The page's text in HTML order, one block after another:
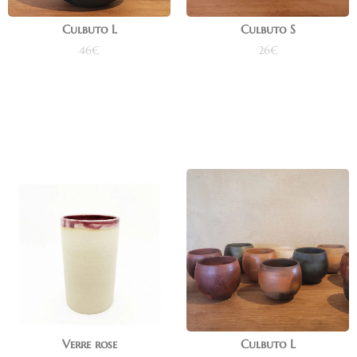
Culbuto L
46€
Culbuto S
26€
Verre rose Culbuto L